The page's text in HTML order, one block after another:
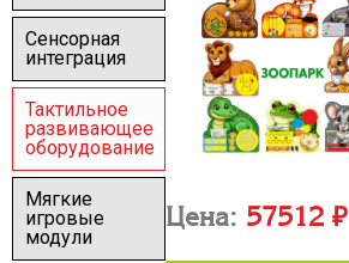
Сенсорная
интеграция
Тактильное
развивающее
оборудование
Мягкие
игровые
модули
Цена: 57512 ₽